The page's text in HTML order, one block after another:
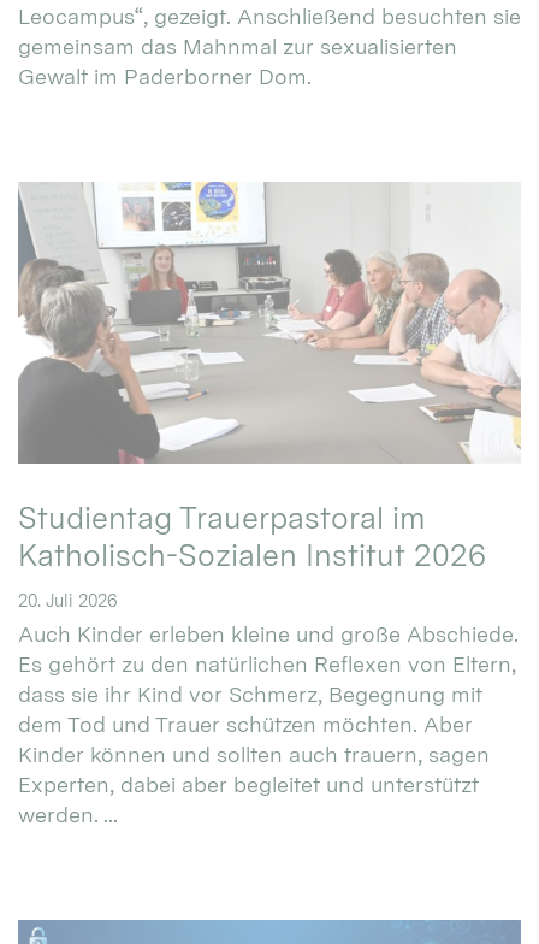
Leocampus“, gezeigt. Anschließend besuchten sie
gemeinsam das Mahnmal zur sexualisierten
Gewalt im Paderborner Dom.
Studientag Trauerpastoral im
Katholisch-Sozialen Institut 2026
20. Juli 2026
Auch Kinder erleben kleine und große Abschiede.
Es gehört zu den natürlichen Reflexen von Eltern,
dass sie ihr Kind vor Schmerz, Begegnung mit
dem Tod und Trauer schützen möchten. Aber
Kinder können und sollten auch trauern, sagen
Experten, dabei aber begleitet und unterstützt
werden. ...